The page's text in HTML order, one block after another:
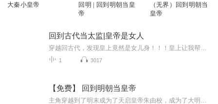
大秦小皇帝
回明 | 回到明朝当皇
帝
（无界）回到明朝当
皇帝
回到古代当太监|皇帝是女人
1 3017
【免费】 回到明朝当皇帝